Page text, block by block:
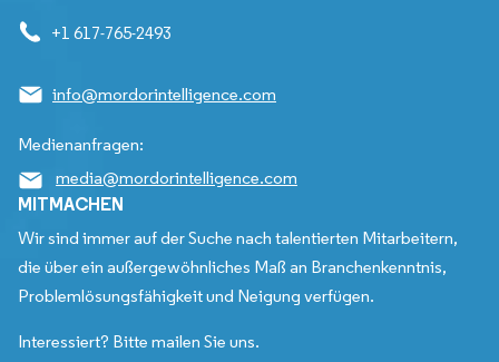
+1 617-765-2493
info@mordorintelligence.com
Medienanfragen:
media@mordorintelligence.com
MITMACHEN
Wir sind immer auf der Suche nach talentierten Mitarbeitern,
die über ein außergewöhnliches Maß an Branchenkenntnis,
Problemlösungsfähigkeit und Neigung verfügen.
Interessiert? Bitte mailen Sie uns.